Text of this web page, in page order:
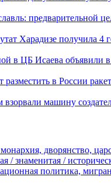
предварительной
Харадизе получила 4
в ЦБ Исаева объявили
в России
машину
монархия, дворянство,
/ знаменитая /
политика,